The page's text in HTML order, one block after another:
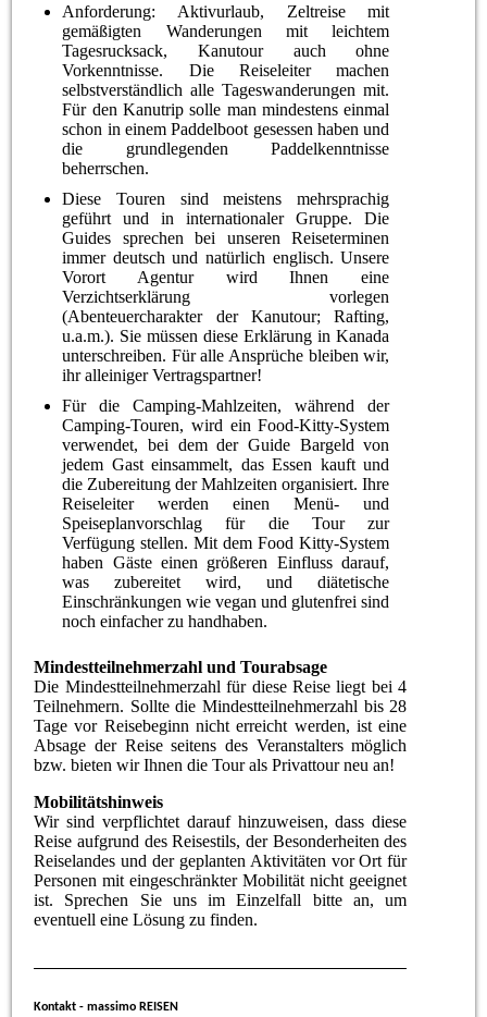
Anforderung: Aktivurlaub, Zeltreise mit
gemäßigten Wanderungen mit leichtem
Tagesrucksack, Kanutour auch ohne
Vorkenntnisse. Die Reiseleiter machen
selbstverständlich alle Tageswanderungen mit.
Für den Kanutrip solle man mindestens einmal
schon in einem Paddelboot gesessen haben und
die grundlegenden Paddelkenntnisse
beherrschen.
Diese Touren sind meistens mehrsprachig
geführt und in internationaler Gruppe. Die
Guides sprechen bei unseren Reiseterminen
immer deutsch und natürlich englisch. Unsere
Vorort Agentur wird Ihnen eine
Verzichtserklärung vorlegen
(Abenteuercharakter der Kanutour; Rafting,
u.a.m.). Sie müssen diese Erklärung in Kanada
unterschreiben. Für alle Ansprüche bleiben wir,
ihr alleiniger Vertragspartner!
Für die Camping-Mahlzeiten, während der
Camping-Touren, wird ein Food-Kitty-System
verwendet, bei dem der Guide Bargeld von
jedem Gast einsammelt, das Essen kauft und
die Zubereitung der Mahlzeiten organisiert. Ihre
Reiseleiter werden einen Menü- und
Speiseplanvorschlag für die Tour zur
Verfügung stellen. Mit dem Food Kitty-System
haben Gäste einen größeren Einfluss darauf,
was zubereitet wird, und diätetische
Einschränkungen wie vegan und glutenfrei sind
noch einfacher zu handhaben.
Mindestteilnehmerzahl und Tourabsage
Die Mindestteilnehmerzahl für diese Reise liegt bei 4
Teilnehmern. Sollte die Mindestteilnehmerzahl bis 28
Tage vor Reisebeginn nicht erreicht werden, ist eine
Absage der Reise seitens des Veranstalters möglich
bzw. bieten wir Ihnen die Tour als Privattour neu an!
Mobilitätshinweis
Wir sind verpflichtet darauf hinzuweisen, dass diese
Reise aufgrund des Reisestils, der Besonderheiten des
Reiselandes und der geplanten Aktivitäten vor Ort für
Personen mit eingeschränkter Mobilität nicht geeignet
ist. Sprechen Sie uns im Einzelfall bitte an, um
eventuell eine Lösung zu finden.
Kontakt - massimo REISEN